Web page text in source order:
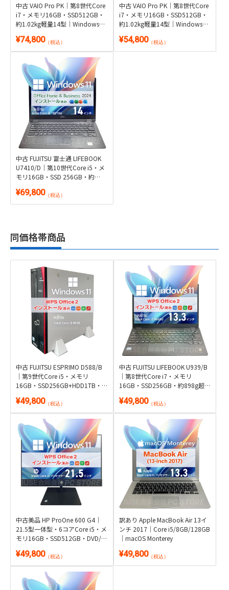
中古 VAIO Pro PK｜第8世代Core
i7・メモリ16GB・SSD512GB・
約1.02kg軽量14型｜Windows
¥74,800（税込）
中古 VAIO Pro PK｜第8世代Core
i7・メモリ16GB・SSD512GB・
約1.02kg軽量14型｜Windows
¥54,800（税込）
中古 FUJITSU 富士通 LIFEBOOK
U7410/D｜第10世代Core i5・メ
モリ16GB・SSD 256GB・約
Microsoft Office 2024付き
¥69,800（税込）
同価格帯商品
中古 FUJITSU ESPRIMO D588/B
｜第9世代Core i5・メモリ
16GB・SSD256GB+HDD1TB・
Office 2付き
¥49,800（税込）
中古 FUJITSU LIFEBOOK U939/B
｜第8世代Core i7・メモリ
16GB・SSD256GB・約898g超軽
付き
¥49,800（税込）
中古美品 HP ProOne 600 G4｜
21.5型一体型・6コアCore i5・メ
モリ16GB・SSD512GB・DVD/カ
Office 2付き
¥49,800（税込）
訳あり Apple MacBook Air 13イ
ンチ 2017｜Core i5/8GB/128GB
｜macOS Monterey
¥49,800（税込）